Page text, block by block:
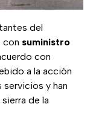
del
con suministro
con
a la acción
y han
de la